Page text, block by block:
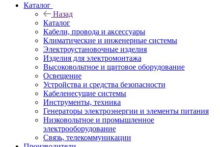
Каталог
Назад
Каталог
Кабели, провода и аксессуары
Климатические и инженерные системы
Электроустановочные изделия
Изделия для электромонтажа
Высоковольтное и щитовое оборудование
Освещение
Устройства и средства безопасности
Кабеленесущие системы
Инструменты, техника
Генераторы электроэнергии и элементы питания
Низковольтное и промышленное
электрооборудование
Связь, телекоммуникации